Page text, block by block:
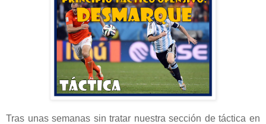
Tras unas semanas sin tratar nuestra sección de táctica en